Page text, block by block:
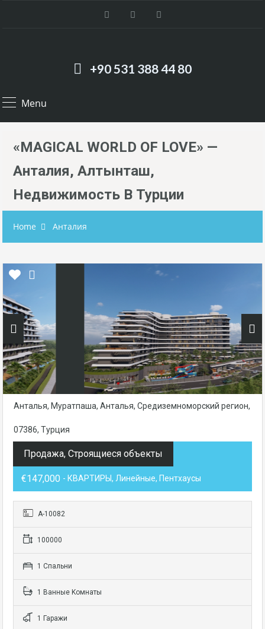
+90 531 388 44 80
Menu
«MAGICAL WORLD OF LOVE» —
Анталия, Алтынташ,
Недвижимость В Турции
Home Анталия
Анталья, Муратпаша, Анталья, Средиземноморский регион,
07386, Турция
Продажа, Строящиеся объекты
€147,000 - КВАРТИРЫ, Линейные, Пентхаусы
А-10082
100000
1 Cпальни
1 Bанные Kомнаты
1 Гаражи